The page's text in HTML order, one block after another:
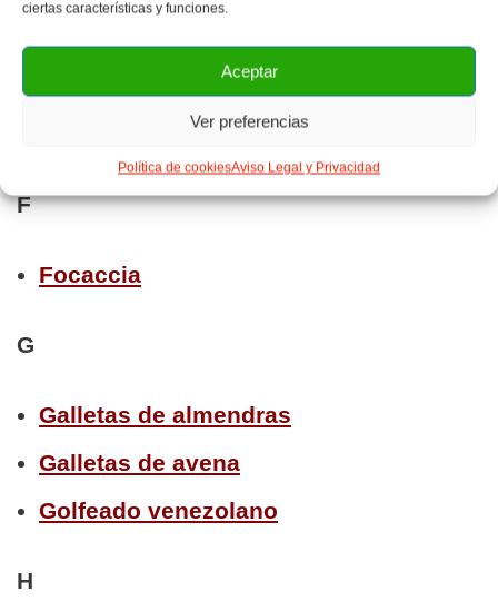
ciertas características y funciones.
Aceptar
Ver preferencias
Política de cookiesAviso Legal y Privacidad
F
Focaccia
G
Galletas de almendras
Galletas de avena
Golfeado venezolano
H